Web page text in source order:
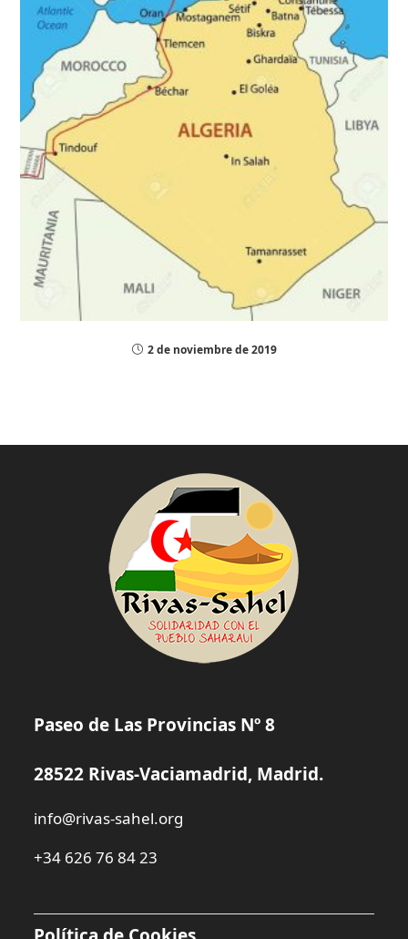
2 de noviembre de 2019
Paseo de Las Provincias Nº 8
28522 Rivas-Vaciamadrid, Madrid.
info@rivas-sahel.org
+34 626 76 84 23